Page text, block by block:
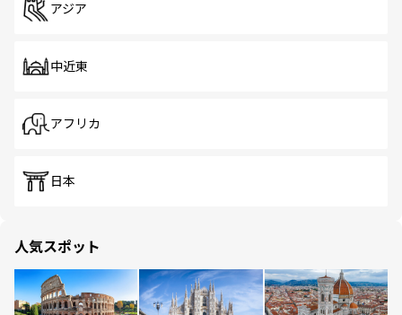
アジア
中近東
アフリカ
日本
人気スポット